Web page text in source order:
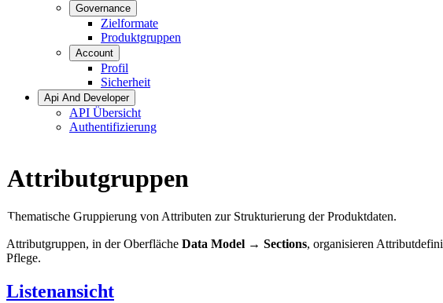
Governance
Zielformate
Produktgruppen
Account
Profil
Sicherheit
Api And Developer
API Übersicht
Authentifizierung
Attributgruppen
Thematische Gruppierung von Attributen zur Strukturierung der Produktdaten.
Attributgruppen, in der Oberfläche Data Model → Sections, organisieren
Pflege.
Listenansicht